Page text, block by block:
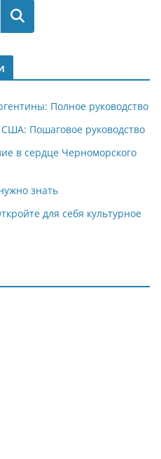
Поиск
Полное руководство
Пошаговое руководство
в сердце Черноморского
знать
для себя культурное